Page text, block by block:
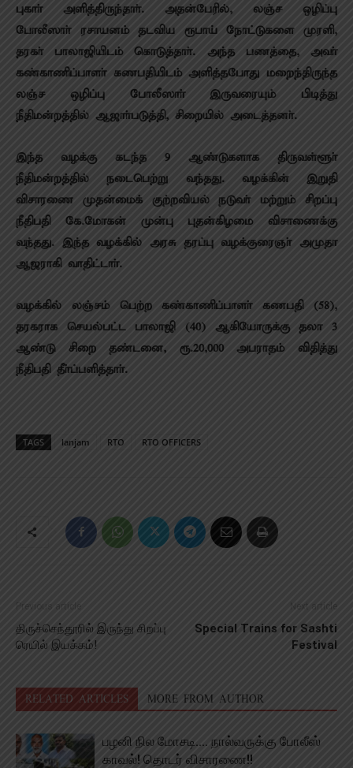
புகாா் அளித்திருந்தாா். அதன்பேரில், லஞ்ச ஒழிப்பு
போலீஸாா் ரசாயனம் தடவிய ரூபாய் நோட்டுகளை முரளி,
தரகா் பாலாஜியிடம் கொடுத்தாா். அந்த பணத்தை, அவா்
கண்காணிப்பாளா் கணபதியிடம் அளித்தபோது மறைந்திருந்த
லஞ்ச ஒழிப்பு போலீஸாா் இருவரையும் பிடித்து
நீதிமன்றத்தில் ஆஜாா்படுத்தி, சிறையில் அடைத்தனா்.
இந்த வழக்கு கடந்த 9 ஆண்டுகளாக திருவள்ளூா்
நீதிமன்றத்தில் நடைபெற்று வந்தது. வழக்கின் இறுதி
விசாரணை முதன்மைக் குற்றவியல் நடுவா் மற்றும் சிறப்பு
நீதிபதி கே.மோகன் முன்பு புதன்கிழமை விசாணைக்கு
வந்தது. இந்த வழக்கில் அரசு தரப்பு வழக்குரைஞா் அமுதா
ஆஜராகி வாதிட்டாா்.
வழக்கில் லஞ்சம் பெற்ற கண்காணிப்பாளா் கணபதி (58),
தரகராக செயல்பட்ட பாலாஜி (40) ஆகியோருக்கு தலா 3
ஆண்டு சிறை தண்டனை, ரூ.20,000 அபராதம் விதித்து
நீதிபதி தீா்ப்பளித்தாா்.
TAGS lanjam RTO RTO OFFICERS
Previous article
திருச்செந்தூரில் இருந்து சிறப்பு
ரெயில் இயக்கம்!
Next article
Special Trains for Sashti
Festival
RELATED ARTICLES MORE FROM AUTHOR
பழனி நில மோசடி…. நால்வருக்கு போலீஸ்
காவல்! தொடர் விசாரணை!!